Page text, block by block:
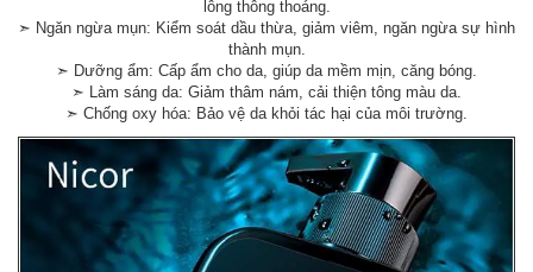
lông thông thoáng.
➣ Ngăn ngừa mụn: Kiểm soát dầu thừa, giảm viêm, ngăn ngừa sự hình
thành mụn.
➣ Dưỡng ẩm: Cấp ẩm cho da, giúp da mềm mịn, căng bóng.
➣ Làm sáng da: Giảm thâm nám, cải thiện tông màu da.
➣ Chống oxy hóa: Bảo vệ da khỏi tác hại của môi trường.